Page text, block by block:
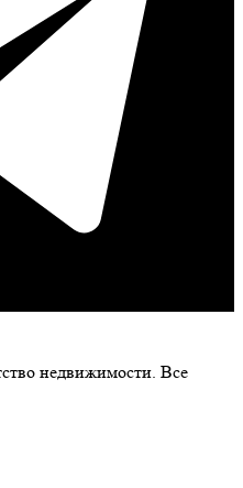
недвижимости. Все